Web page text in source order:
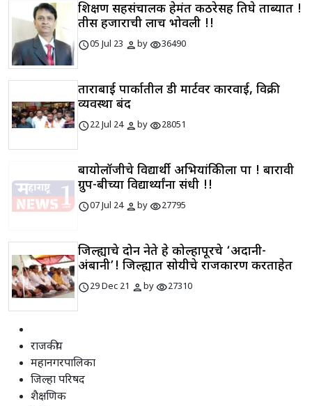
शिक्षण सहसंचालक हेमंत कठरेसह तिघे ताब्यात !
तीस हजाराची लाच भोवली !!
schedule05 Jul 23 personbyvisibility36490
ताराबाई पार्कातील डी मार्टवर कारवाई, विक्री
व्यवस्था बंद
schedule22 Jul 24 personbyvisibility28051
बायोलॉजीचे विद्यार्थी अभियांत्रिकीला पात्र ! बारावी
ग्रुप-बीच्या विद्यार्थ्यांना संधी !!
schedule07 Jul 24 personbyvisibility27795
जिल्ह्याचे दोन नेते हे कोल्हापूरचे ‘अदानी-
अंबानी’! जिल्ह्यात सोयीचे राजकारण करताहेत
schedule29 Dec 21 personbyvisibility27310
राजकीय
महानगरपालिका
जिल्हा परिषद
शैक्षणिक